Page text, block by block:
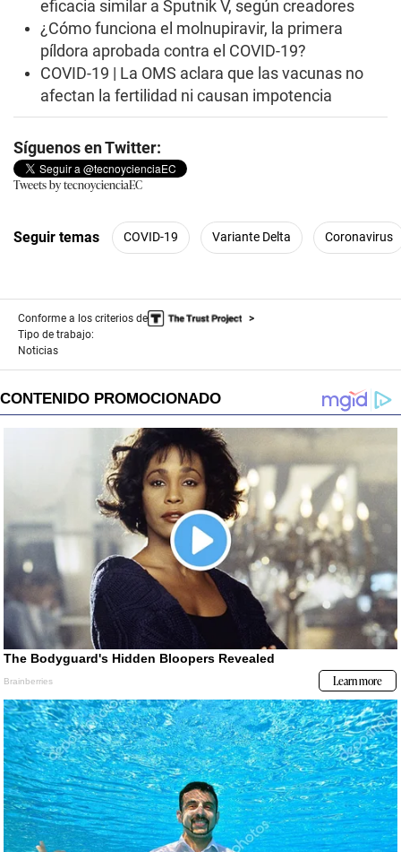
eficacia similar a Sputnik V, según creadores
¿Cómo funciona el molnupiravir, la primera
píldora aprobada contra el COVID-19?
COVID-19 | La OMS aclara que las vacunas no
afectan la fertilidad ni causan impotencia
Síguenos en Twitter:
Tweets by tecnoycienciaEC
Seguir temas COVID-19 Variante Delta Coronavirus
Conforme a los criterios de
Tipo de trabajo:
Noticias